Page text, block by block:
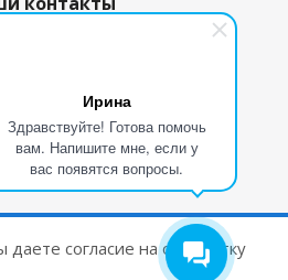
Ирина
Здравствуйте! Готова помочь
вам. Напишите мне, если у
вас появятся вопросы.
zakaz@krasmehanika.ru
Калининград
Красмеханика
публичной офертой
согласие на обработку